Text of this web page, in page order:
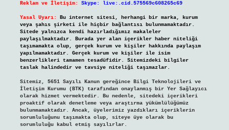
Reklam ve İletişim: Skype: live:.cid.575569c608265c69
Yasal Uyarı:
Bu internet sitesi, herhangi bir marka, kurum
veya şahıs şirketi ile hiçbir bağlantısı bulunmamaktadır.
Sitede yalnızca kendi hazırladığımız makaleler
paylaşılmaktadır. Burada yer alan içerikler haber niteliği
taşımamakta olup, gerçek kurum ve kişiler hakkında paylaşım
yapılmamaktadır. Gerçek kurum ve kişiler ile isim
benzerlikleri tamamen tesadüfidir. Sitemizdeki bilgiler
taslak halindedir ve tavsiye niteliği taşımazlar.
Sitemiz, 5651 Sayılı Kanun gereğince Bilgi Teknolojileri ve
İletişim Kurumu (BTK) tarafından onaylanmış bir Yer Sağlayıcı
olarak hizmet vermektedir. Bu nedenle, sitedeki içerikleri
proaktif olarak denetleme veya araştırma yükümlülüğümüz
bulunmamaktadır. Ancak, üyelerimiz yazdıkları içeriklerin
sorumluluğunu taşımakta olup, siteye üye olarak bu
sorumluluğu kabul etmiş sayılırlar.